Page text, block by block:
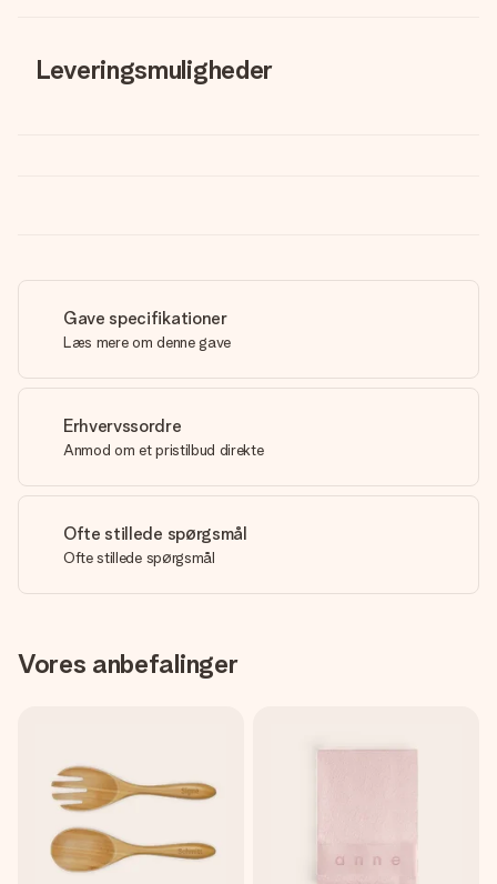
Leveringsmuligheder
Gave specifikationer
Læs mere om denne gave
Erhvervssordre
Anmod om et pristilbud direkte
Ofte stillede spørgsmål
Ofte stillede spørgsmål
Vores anbefalinger